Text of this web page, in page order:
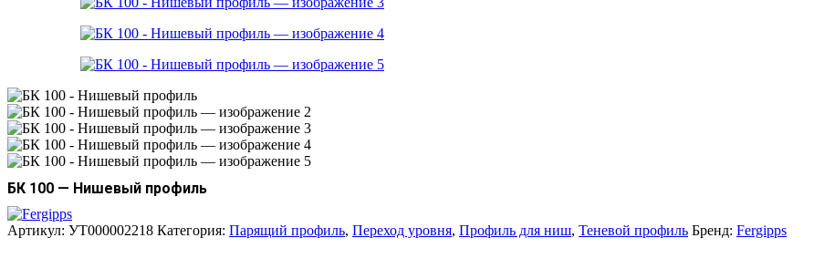
БК 100 — Нишевый профиль
Артикул: УТ000002218 Категория: Парящий профиль, Переход уровня, Профиль для ниш, Теневой профиль Бренд: Fergipps